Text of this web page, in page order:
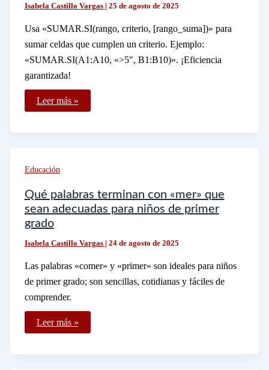
Isabela Castillo Vargas | 25 de agosto de 2025
Usa «SUMAR.SI(rango, criterio, [rango_suma])» para
sumar celdas que cumplen un criterio. Ejemplo:
«SUMAR.SI(A1:A10, «>5″, B1:B10)». ¡Eficiencia
garantizada!
Cómo
utilizar
Excel
con
prácticos
Leer más »
Educación
Qué palabras terminan con «mer» que
sean adecuadas para niños de primer
grado
Isabela Castillo Vargas | 24 de agosto de 2025
Las palabras «comer» y «primer» son ideales para niños
de primer grado; son sencillas, cotidianas y fáciles de
comprender.
Qué
palabras
Leer más »